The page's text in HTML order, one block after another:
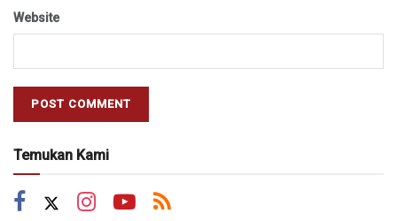
Website
Temukan Kami